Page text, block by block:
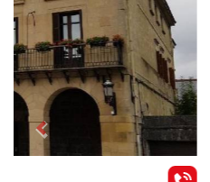
Osane belar eta eko denda
Previous